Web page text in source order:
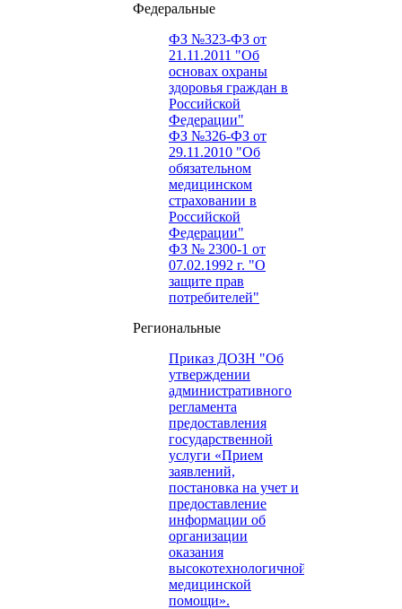
Федеральные
ФЗ №323-ФЗ от
21.11.2011 "Об
основах охраны
здоровья граждан в
Российской
Федерации"
ФЗ №326-ФЗ от
29.11.2010 "Об
обязательном
медицинском
страховании в
Российской
Федерации"
ФЗ № 2300-1 от
07.02.1992 г. "О
защите прав
потребителей"
Региональные
Приказ ДОЗН "Об
утверждении
административного
регламента
предоставления
государственной
услуги «Прием
заявлений,
постановка на учет и
предоставление
информации об
организации
оказания
высокотехнологичной
медицинской
помощи».